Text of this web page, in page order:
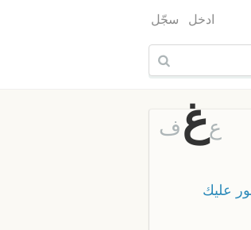
ادخل سجّل
عغف
عليك